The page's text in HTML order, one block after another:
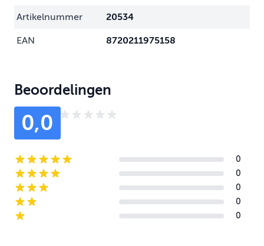
Artikelnummer 20534
EAN 8720211975158
Beoordelingen
0,0
5-star reviews
0
4-star reviews
0
3-star reviews
0
2-star reviews
0
1-star reviews
0